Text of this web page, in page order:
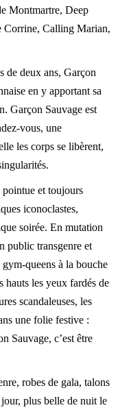
Montmartre, Deep
Corrine, Calling Marian,
de deux ans, Garçon
en y apportant sa
Garçon Sauvage est
vous, une
les corps se libèrent,
et toujours
iconoclastes,
soirée. En mutation
public transgenre et
gym-queens à la bouche
hauts les yeux fardés de
scandaleuses, les
une folie festive :
Sauvage, c’est être
robes de gala, talons
plus belle de nuit le